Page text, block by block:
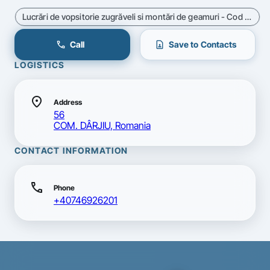
Lucrări de vopsitorie zugrăveli si montări de geamuri - Cod CAEN 4334
call Call contact_page Save to Contacts
LOGISTICS
location_on Address
56
COM. DÂRJIU, Romania
CONTACT INFORMATION
call Phone
+40746926201